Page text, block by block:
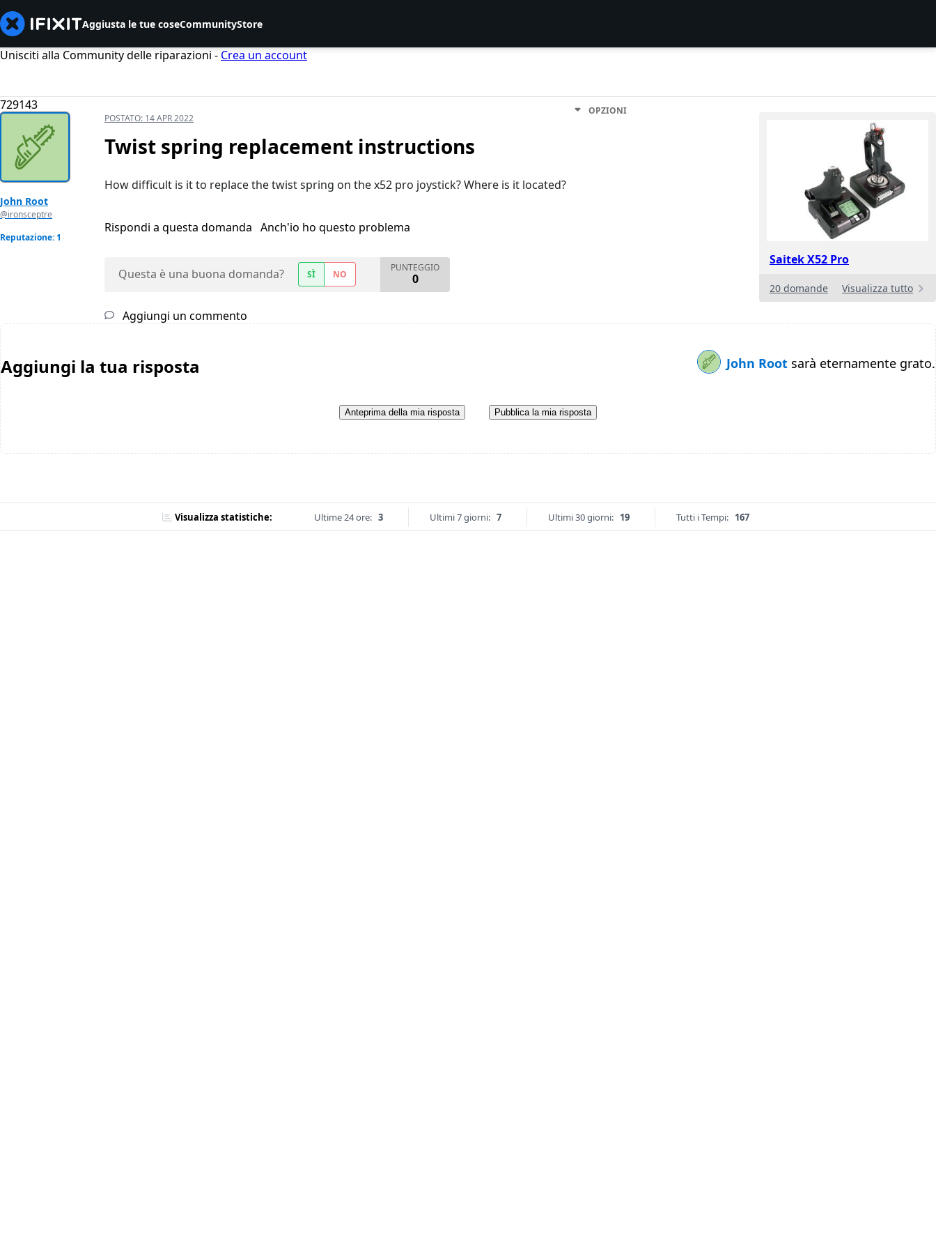
Aggiusta le tue coseCommunityStore
Unisciti alla Community delle riparazioni - Crea un account
729143
Saitek X52 Pro
20 domande Visualizza tutto
John Root
@ironsceptre
Reputazione: 1
POSTATO: 14 APR 2022
OPZIONI
Twist spring replacement instructions
How difficult is it to replace the twist spring on the x52 pro joystick? Where is it located?
Rispondi a questa domanda Anch'io ho questo problema
Questa è una buona domanda? SÌ NO
PUNTEGGIO
0
Aggiungi un commento
Aggiungi la tua risposta John Root sarà eternamente grato.
Anteprima della mia risposta Pubblica la mia risposta
Visualizza statistiche: Ultime 24 ore: 3 Ultimi 7 giorni: 7 Ultimi 30 giorni: 19 Tutti i Tempi: 167